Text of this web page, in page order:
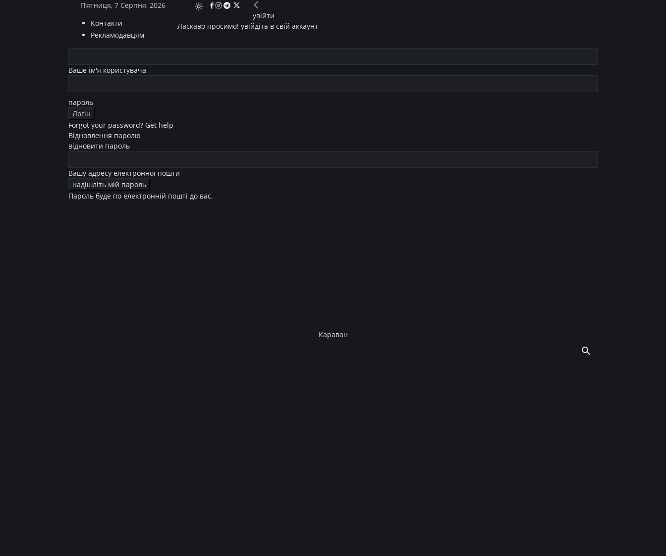
П’ятниця, 7 Серпня, 2026
Контакти
Рекламодавцям
увійти
Ласкаво просимо! увійдіть в свій аккаунт
Ваше ім'я користувача
пароль
Forgot your password? Get help
Відновлення паролю
відновити пароль
Вашу адресу електронної пошти
Пароль буде по електронній пошті до вас.
Караван